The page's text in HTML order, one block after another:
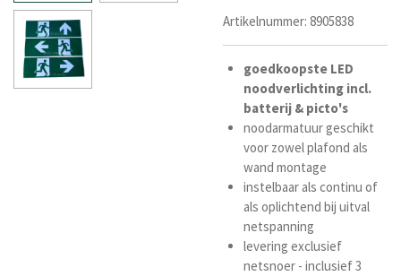
Artikelnummer: 8905838
goedkoopste LED
noodverlichting incl.
batterij & picto's
noodarmatuur geschikt
voor zowel plafond als
wand montage
instelbaar als continu of
als oplichtend bij uitval
netspanning
levering exclusief
netsnoer - inclusief 3